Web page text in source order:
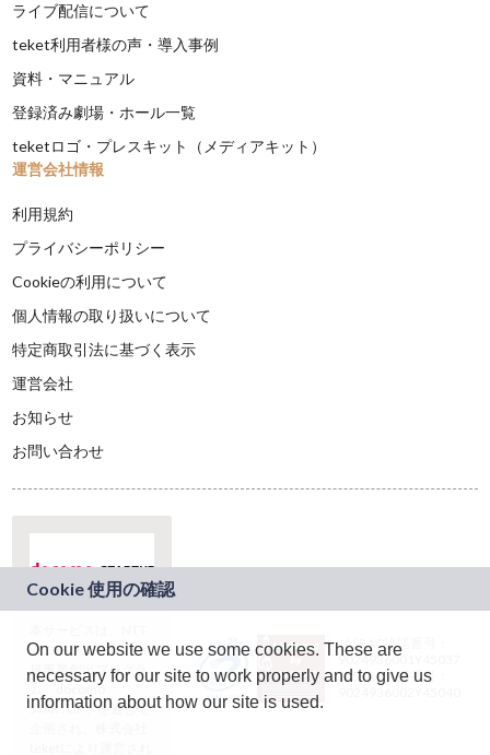
ライブ配信について
teket利用者様の声・導入事例
資料・マニュアル
登録済み劇場・ホール一覧
teketロゴ・プレスキット（メディアキット）
運営会社情報
利用規約
プライバシーポリシー
Cookieの利用について
個人情報の取り扱いについて
特定商取引法に基づく表示
運営会社
お知らせ
お問い合わせ
ドコモグループの新
規事業創出プログラ
ム「docomo
STARTUP」を通じて
JASRAC許諾番号：
9024936001Y45037
JASRAC許諾番号：
On our website we use some cookies. These are
necessary for our site to work properly and to give us
information about how our site is used.